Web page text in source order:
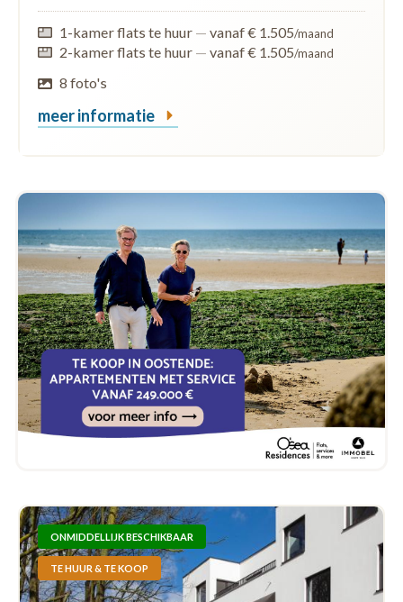
1-kamer flats te huur — vanaf € 1.505/maand
2-kamer flats te huur — vanaf € 1.505/maand
8 foto's
meer informatie
ONMIDDELLIJK BESCHIKBAAR
TE HUUR & TE KOOP